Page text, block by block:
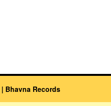
Bhavna Records